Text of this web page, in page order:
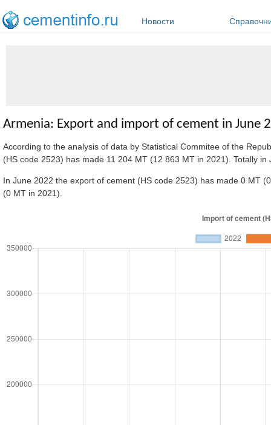
Новости
Armenia: Export and import of cement in June
According to the analysis of data by Statistical Commitee of the
(HS code 2523) has made 11 204 MT (12 863 MT in 2021). Totally
In June 2022 the export of cement (HS code 2523) has made 0 MT
(0 MT in 2021).